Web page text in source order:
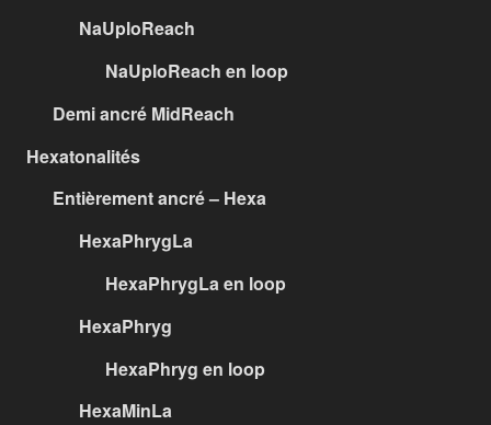
NaUploReach
NaUploReach en loop
Demi ancré MidReach
Hexatonalités
Entièrement ancré – Hexa
HexaPhrygLa
HexaPhrygLa en loop
HexaPhryg
HexaPhryg en loop
HexaMinLa